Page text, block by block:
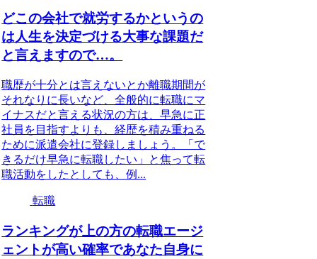
どこの会社で就労するかというの
は人生を決定づける大事な課題だ
と言えますので…。
職歴が十分とは言えないとか離職期間が
それなりに長いなど、全般的に転職にマ
イナスだと言える状況の方は、早急に正
社員を目指すよりも、経歴を積み重ねる
ために派遣会社に登録しましょう。「で
きるだけ早急に転職したい」と焦って転
職活動をしたとしても、例...
転職
ランキングが上の方の転職エージ
ェントが高い確率であなた自身に